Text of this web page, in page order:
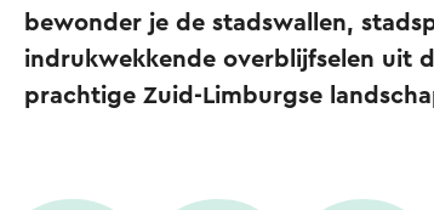
bewonder je de stadswallen,
indrukwekkende overblijfselen uit
prachtige Zuid-Limburgse